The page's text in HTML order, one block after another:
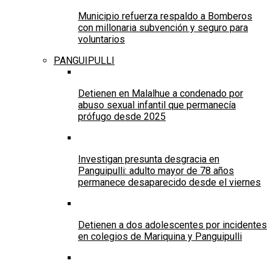
Municipio refuerza respaldo a Bomberos
con millonaria subvención y seguro para
voluntarios
PANGUIPULLI
Detienen en Malalhue a condenado por
abuso sexual infantil que permanecía
prófugo desde 2025
Investigan presunta desgracia en
Panguipulli: adulto mayor de 78 años
permanece desaparecido desde el viernes
Detienen a dos adolescentes por incidentes
en colegios de Mariquina y Panguipulli